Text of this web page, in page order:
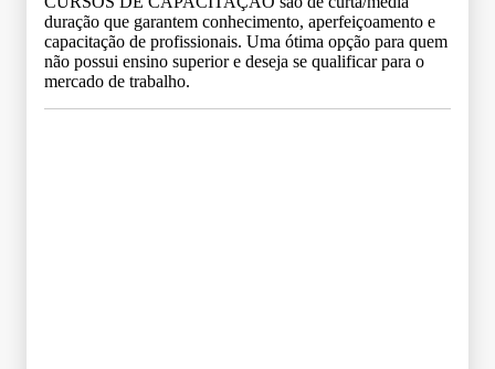
duração que garantem conhecimento, aperfeiçoamento e
capacitação de profissionais. Uma ótima opção para quem
não possui ensino superior e deseja se qualificar para o
mercado de trabalho.